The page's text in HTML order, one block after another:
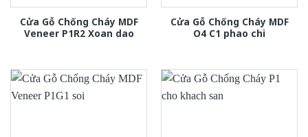
Cửa Gỗ Chống Cháy MDF
Veneer P1R2 Xoan dao
Cửa Gỗ Chống Cháy MDF
O4 C1 phao chi